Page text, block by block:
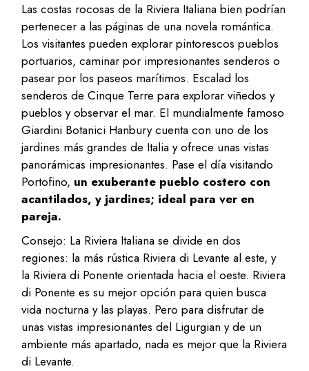
Las costas rocosas de la Riviera Italiana bien podrían
pertenecer a las páginas de una novela romántica.
Los visitantes pueden explorar pintorescos pueblos
portuarios, caminar por impresionantes senderos o
pasear por los paseos marítimos. Escalad los
senderos de Cinque Terre para explorar viñedos y
pueblos y observar el mar. El mundialmente famoso
Giardini Botanici Hanbury cuenta con uno de los
jardines más grandes de Italia y ofrece unas vistas
panorámicas impresionantes. Pase el día visitando
Portofino, un exuberante pueblo costero con
acantilados, y jardines; ideal para ver en
pareja.
Consejo: La Riviera Italiana se divide en dos
regiones: la más rústica Riviera di Levante al este, y
la Riviera di Ponente orientada hacia el oeste. Riviera
di Ponente es su mejor opción para quien busca
vida nocturna y las playas. Pero para disfrutar de
unas vistas impresionantes del Ligurgian y de un
ambiente más apartado, nada es mejor que la Riviera
di Levante.